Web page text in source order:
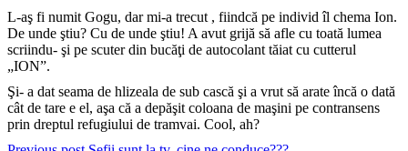
L-aş fi numit Gogu, dar mi-a trecut , fiindcă pe individ îl chema Ion.
De unde ştiu? Cu de unde ştiu! A avut grijă să afle cu toată lumea
scriindu- şi pe scuter din bucăţi de autocolant tăiat cu cutterul
„ION”.
Şi- a dat seama de hlizeala de sub cască şi a vrut să arate încă o dată
cât de tare e el, aşa că a depăşit coloana de maşini pe contransens
prin dreptul refugiului de tramvai. Cool, ah?